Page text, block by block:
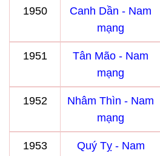
1950
Canh Dần - Nam
mạng
1951
Tân Mão - Nam
mạng
1952
Nhâm Thìn - Nam
mạng
1953
Quý Tỵ - Nam